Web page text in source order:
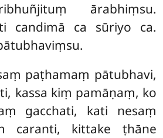
ārabhiṃsu.
candimā ca sūriyo ca.
paṭhamaṃ pātubhavi,
kassa kiṃ pamāṇaṃ, ko
gacchati, kati nesaṃ
caranti, kittake ṭhāne